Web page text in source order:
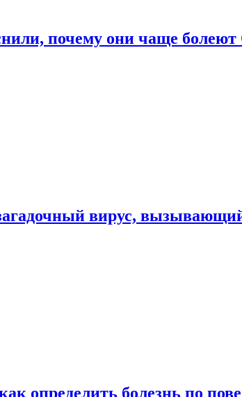
почему они чаще
вирус,
определить болезнь по